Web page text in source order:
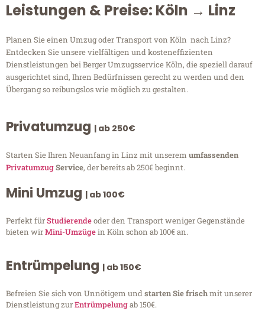
Leistungen & Preise: Köln → Linz
Planen Sie einen Umzug oder Transport von Köln nach Linz?
Entdecken Sie unsere vielfältigen und kosteneffizienten
Dienstleistungen bei Berger Umzugsservice Köln, die speziell darauf
ausgerichtet sind, Ihren Bedürfnissen gerecht zu werden und den
Übergang so reibungslos wie möglich zu gestalten.
Privatumzug | ab 250€
Starten Sie Ihren Neuanfang in Linz mit unserem umfassenden
PrivatumzugService, der bereits ab 250€ beginnt.
Mini Umzug | ab 100€
Perfekt fürStudierendeoder den Transport weniger Gegenstände
bieten wirMini-Umzügein Köln schon ab 100€ an.
Entrümpelung | ab 150€
Befreien Sie sich von Unnötigem undstarten Sie frischmit unserer
Dienstleistung zurEntrümpelungab 150€.